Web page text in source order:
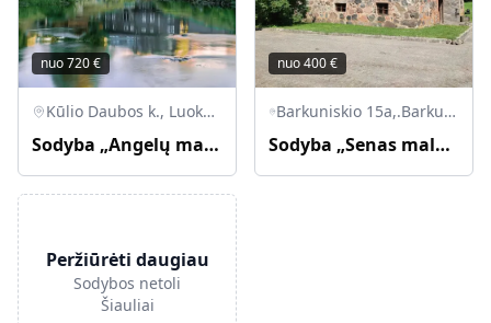
nuo720€
Kūlio Daubos k., Luokės sen., Telšių r.
Sodyba „Angelų malūnas“
nuo400€
Barkuniskio 15a,.Barkuniskio km., Krakių sen., LT-58035 Kėdainių r.
Sodyba „Senas malūnas“
Peržiūrėti daugiau
Sodybos netoli
Šiauliai